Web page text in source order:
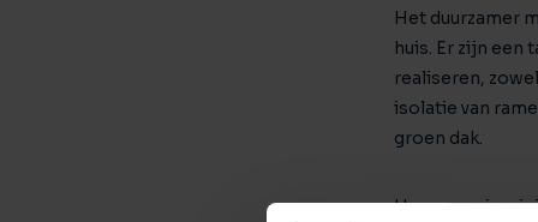
Het duurzamer
huis. Er zijn een
realiseren,
isolatie van
groen dak.
Hoe